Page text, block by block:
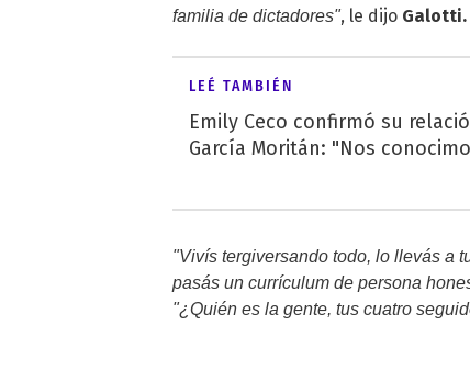
familia de dictadores", le dijo Galotti.
LEÉ TAMBIÉN
Emily Ceco confirmó su
García Moritán: "Nos
"Vivís tergiversando todo, lo llevás a
pasás un currículum de persona
"¿Quién es la gente, tus cuatro